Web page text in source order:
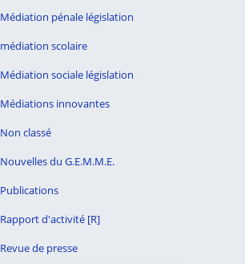
Médiation pénale législation
médiation scolaire
Médiation sociale législation
Médiations innovantes
Non classé
Nouvelles du G.E.M.M.E.
Publications
Rapport d'activité [R]
Revue de presse